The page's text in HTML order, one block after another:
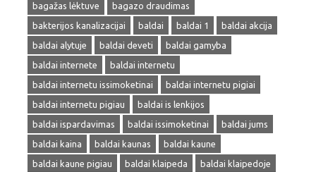
bagažas lėktuve
bagazo draudimas
bakterijos kanalizacijai
baldai baldai 1
baldai akcija
baldai alytuje
baldai deveti
baldai gamyba
baldai internete
baldai internetu
baldai internetu issimoketinai
baldai internetu pigiai
baldai internetu pigiau
baldai is lenkijos
baldai ispardavimas
baldai issimoketinai
baldai jums
baldai kaina
baldai kaunas
baldai kaune
baldai kaune pigiau
baldai klaipeda
baldai klaipedoje